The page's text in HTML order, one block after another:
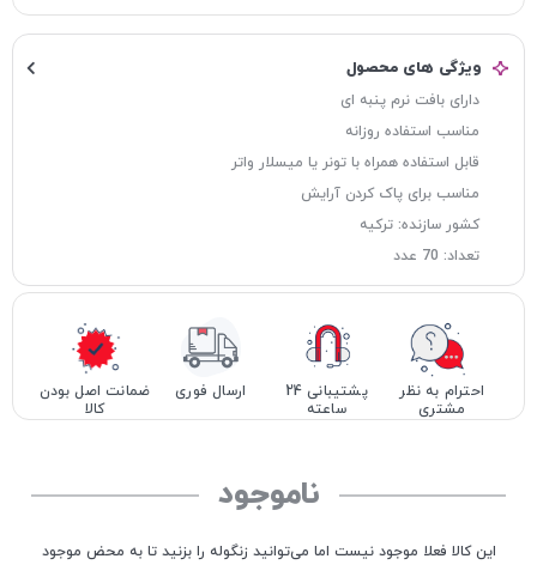
ویژگی های محصول
دارای بافت نرم پنبه ای
مناسب استفاده روزانه
قابل استفاده همراه با تونر یا میسلار واتر
مناسب برای پاک کردن آرایش
کشور سازنده: ترکیه
تعداد: 70 عدد
احترام به نظر
مشتری
پشتیبانی 24
ساعته
ارسال فوری
ضمانت اصل بودن
کالا
ناموجود
این کالا فعلا موجود نیست اما می‌توانید زنگوله را بزنید تا به محض موجود